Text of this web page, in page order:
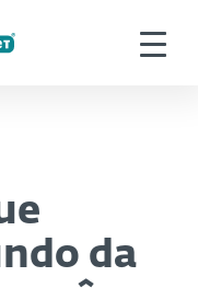
da